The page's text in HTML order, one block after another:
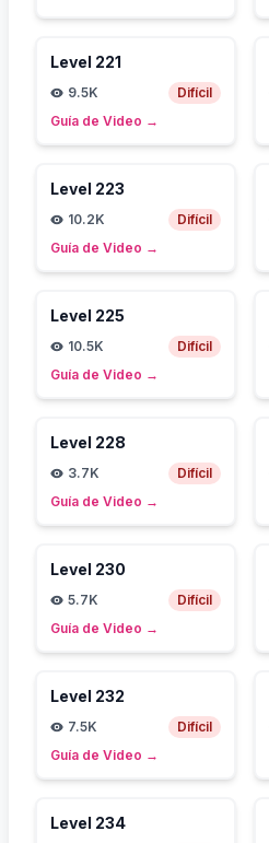
Level 221
9.5K
Difícil
Guía de Video →
Level 223
10.2K
Difícil
Guía de Video →
Level 225
10.5K
Difícil
Guía de Video →
Level 228
3.7K
Difícil
Guía de Video →
Level 230
5.7K
Difícil
Guía de Video →
Level 232
7.5K
Difícil
Guía de Video →
Level 234